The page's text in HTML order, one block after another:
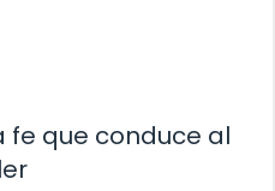
fe que conduce al